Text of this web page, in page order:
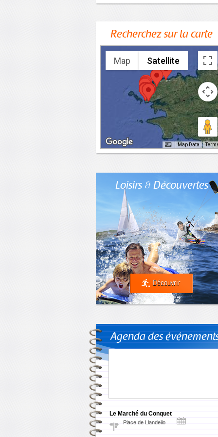
Recherchez sur la carte
Map Satellite
Map Data
Loisirs & Découvertes
Découvrir
Agenda des
Le Marché du Conquet
Place de Llandeilo